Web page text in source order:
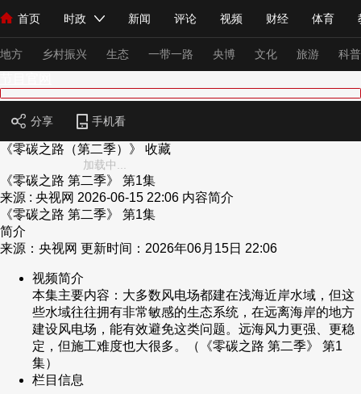
首页 时政 新闻 评论 视频 财经 体育
人民领袖习近平 联播+ 中国领导人 央视快评 习式妙语
直播 栏目大全 节目单 听音 微视频 主持人
海外频道 iPanda English Монгол
地方 乡村振兴 生态 一带一路 央博 文化 旅游 科普
总台春晚 网络春晚
新闻 国内 国际
人民领袖习近平 联播+
视频 小央视频 小央直播 直播中国
现场 前线
体育 直播 竞猜 2026年世界杯 2026年冬奥会
VIP会员 CCTV奥林匹克频道 生活体育大会 体育江湖
财经 教育
分享 手机看
《零碳之路（第二季）》 收藏
加载中...
《零碳之路 第二季》 第1集
来源 : 央视网 2026-06-15 22:06 内容简介
《零碳之路 第二季》 第1集
简介
来源：央视网 更新时间：2026年06月15日 22:06
视频简介
本集主要内容：大多数风电场都建在浅海近岸水域，但这
些水域往往拥有非常敏感的生态系统，在远离海岸的地方
建设风电场，能有效避免这类问题。远海风力更强、更稳
定，但施工难度也大很多。（《零碳之路 第二季》 第1
集）
栏目信息